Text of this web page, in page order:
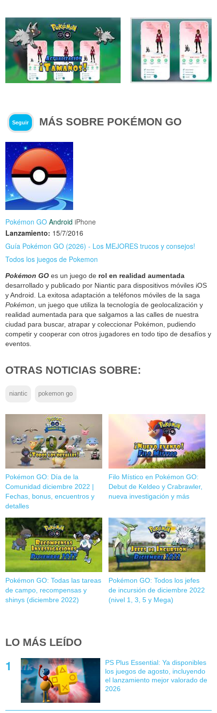
Seguir MÁS SOBRE POKÉMON GO
Pokémon GO Android iPhone
Lanzamiento: 15/7/2016
Guía Pokémon GO (2026) - Los MEJORES trucos y consejos!
Todos los juegos de Pokemon
Pokémon GO es un juego de rol en realidad aumentada
desarrollado y publicado por Niantic para dispositivos móviles iOS
y Android. La exitosa adaptación a teléfonos móviles de la saga
Pokémon, un juego que utiliza la tecnología de geolocalización y
realidad aumentada para que salgamos a las calles de nuestra
ciudad para buscar, atrapar y coleccionar Pokémon, pudiendo
competir y cooperar con otros jugadores en todo tipo de desafíos y
eventos.
OTRAS NOTICIAS SOBRE:
niantic pokemon go
Pokémon GO: Día de la
Comunidad diciembre 2022 |
Fechas, bonus, encuentros y
detalles
Filo Místico en Pokémon GO:
Debut de Keldeo y Crabrawler,
nueva investigación y más
Pokémon GO: Todas las tareas
de campo, recompensas y
shinys (diciembre 2022)
Pokémon GO: Todos los jefes
de incursión de diciembre 2022
(nivel 1, 3, 5 y Mega)
LO MÁS LEÍDO
PS Plus Essential: Ya disponibles
los juegos de agosto, incluyendo
el lanzamiento mejor valorado de
2026